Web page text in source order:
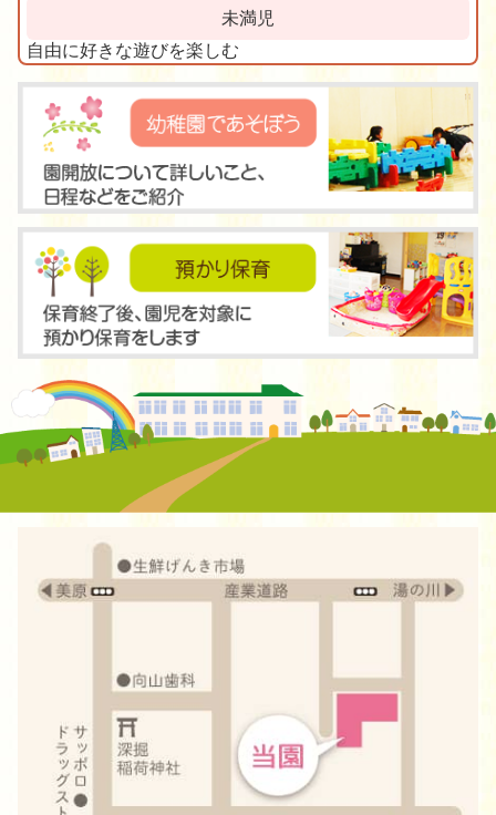
未満児
自由に好きな遊びを楽しむ